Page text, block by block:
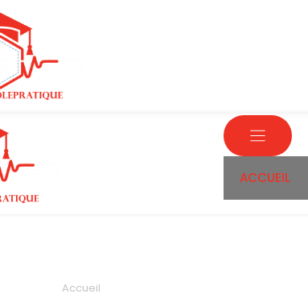
ACCUEIL
Accueil